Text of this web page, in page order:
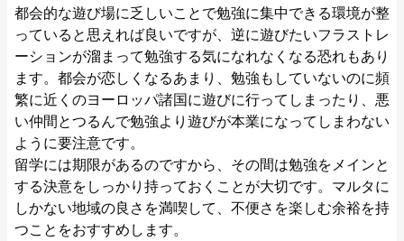
都会的な遊び場に乏しいことで勉強に集中できる環境が整
っていると思えれば良いですが、逆に遊びたいフラストレ
ーションが溜まって勉強する気になれなくなる恐れもあり
ます。都会が恋しくなるあまり、勉強もしていないのに頻
繁に近くのヨーロッパ諸国に遊びに行ってしまったり、悪
い仲間とつるんで勉強より遊びが本業になってしまわない
ように要注意です。
留学には期限があるのですから、その間は勉強をメインと
する決意をしっかり持っておくことが大切です。マルタに
しかない地域の良さを満喫して、不便さを楽しむ余裕を持
つことをおすすめします。